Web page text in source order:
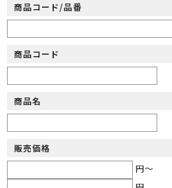
商品コード/品番
商品コード
商品名
販売価格
円～